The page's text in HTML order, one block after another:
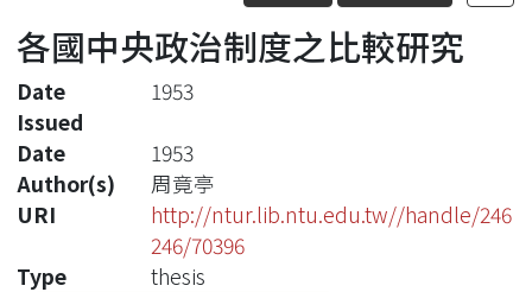
Statistics
各國中央政治制度之比較研究
Date
Issued
1953
Date
1953
Author(s)
周竟亭
URI
http://ntur.lib.ntu.edu.tw//handle/246
246/70396
Type
thesis